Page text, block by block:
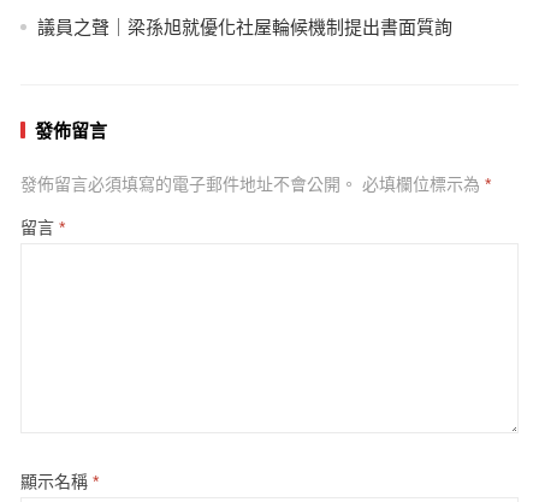
議員之聲｜梁孫旭就優化社屋輪候機制提出書面質詢
發佈留言
發佈留言必須填寫的電子郵件地址不會公開。 必填欄位標示為 *
留言 *
顯示名稱 *